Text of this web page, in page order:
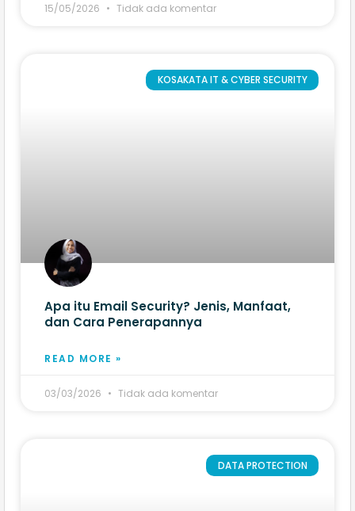
15/05/2026 Tidak ada komentar
KOSAKATA IT & CYBER SECURITY
Apa itu Email Security? Jenis, Manfaat,
dan Cara Penerapannya
READ MORE »
03/03/2026 Tidak ada komentar
DATA PROTECTION